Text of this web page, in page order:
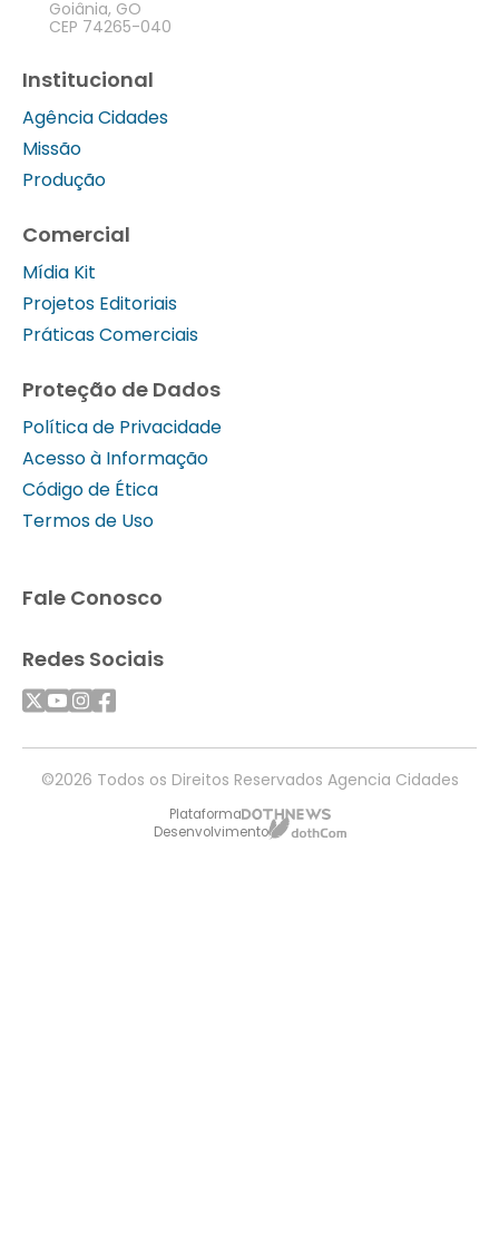
Goiânia, GO
CEP 74265-040
Institucional
Agência Cidades
Missão
Produção
Comercial
Mídia Kit
Projetos Editoriais
Práticas Comerciais
Proteção de Dados
Política de Privacidade
Acesso à Informação
Código de Ética
Termos de Uso
Fale Conosco
Redes Sociais
©2026 Todos os Direitos Reservados Agencia Cidades
Plataforma
Desenvolvimento